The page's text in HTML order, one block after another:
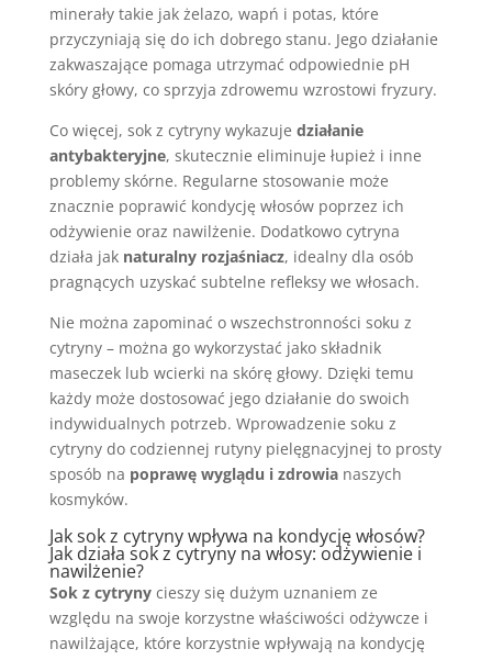
minerały takie jak żelazo, wapń i potas, które
przyczyniają się do ich dobrego stanu. Jego działanie
zakwaszające pomaga utrzymać odpowiednie pH
skóry głowy, co sprzyja zdrowemu wzrostowi fryzury.
Co więcej, sok z cytryny wykazuje działanie
antybakteryjne, skutecznie eliminuje łupież i inne
problemy skórne. Regularne stosowanie może
znacznie poprawić kondycję włosów poprzez ich
odżywienie oraz nawilżenie. Dodatkowo cytryna
działa jak naturalny rozjaśniacz, idealny dla osób
pragnących uzyskać subtelne refleksy we włosach.
Nie można zapominać o wszechstronności soku z
cytryny – można go wykorzystać jako składnik
maseczek lub wcierki na skórę głowy. Dzięki temu
każdy może dostosować jego działanie do swoich
indywidualnych potrzeb. Wprowadzenie soku z
cytryny do codziennej rutyny pielęgnacyjnej to prosty
sposób na poprawę wyglądu i zdrowianaszych
kosmyków.
Jak sok z cytryny wpływa na kondycję włosów?
Jak działa sok z cytryny na włosy: odżywienie i
nawilżenie?
Sok z cytrynycieszy się dużym uznaniem ze
względu na swoje korzystne właściwości odżywcze i
nawilżające, które korzystnie wpływają na kondycję